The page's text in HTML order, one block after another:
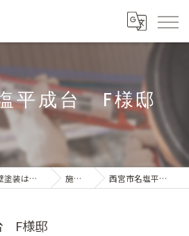
平成台 F様邸
兵庫県神戸市北区の外壁塗装は株式会社広瀬塗装店 施工実績 西宮市名塩平成台 F様邸
F様邸